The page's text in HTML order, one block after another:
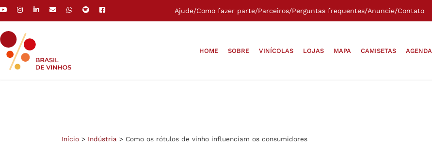
Ajude/Como fazer parte/Parceiros/Perguntas frequentes/Anuncie/Contato
HOME SOBRE VINÍCOLAS LOJAS MAPA CAMISETAS AGENDA